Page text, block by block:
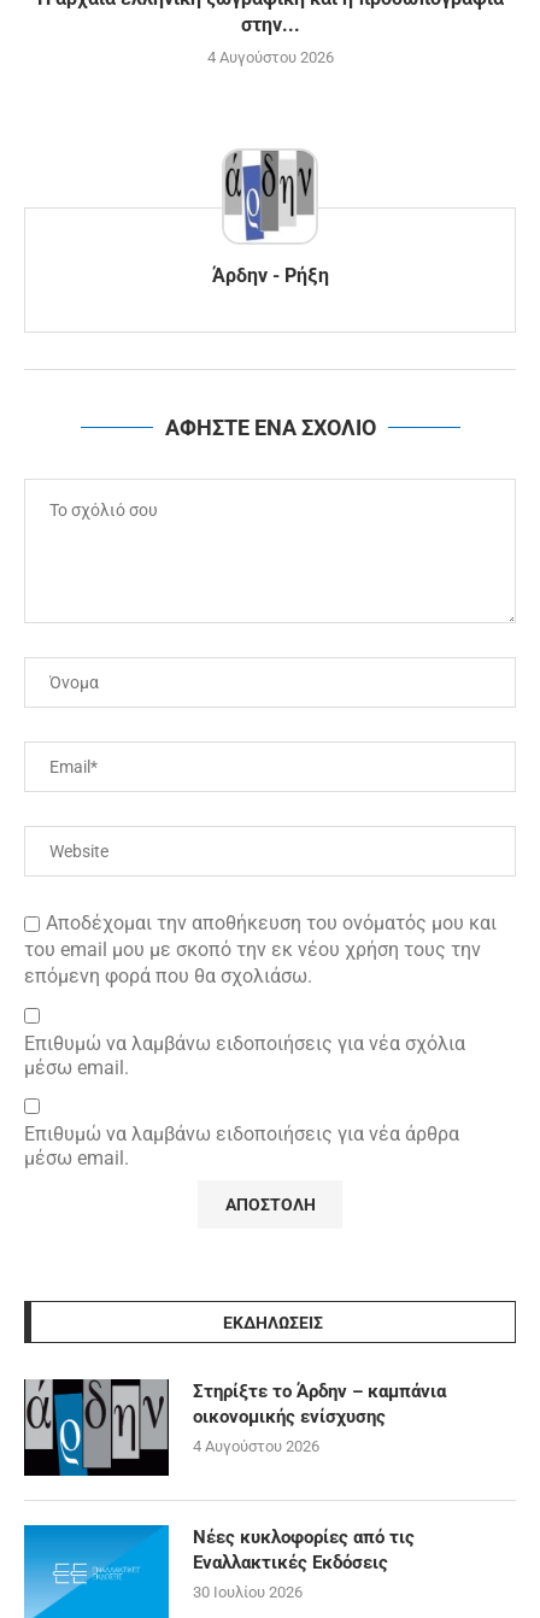
στην...
4 Αυγούστου 2026
Άρδην - Ρήξη
ΑΦΗΣΤΕ ΕΝΑ ΣΧΟΛΙΟ
Αποδέχομαι την αποθήκευση του ονόματός μου και
του email μου με σκοπό την εκ νέου χρήση τους την
επόμενη φορά που θα σχολιάσω.
Επιθυμώ να λαμβάνω ειδοποιήσεις για νέα σχόλια
μέσω email.
Επιθυμώ να λαμβάνω ειδοποιήσεις για νέα άρθρα
μέσω email.
ΕΚΔΗΛΩΣΕΙΣ
Στηρίξτε το Άρδην – καμπάνια
οικονομικής ενίσχυσης
4 Αυγούστου 2026
Νέες κυκλοφορίες από τις
Εναλλακτικές Εκδόσεις
30 Ιουλίου 2026